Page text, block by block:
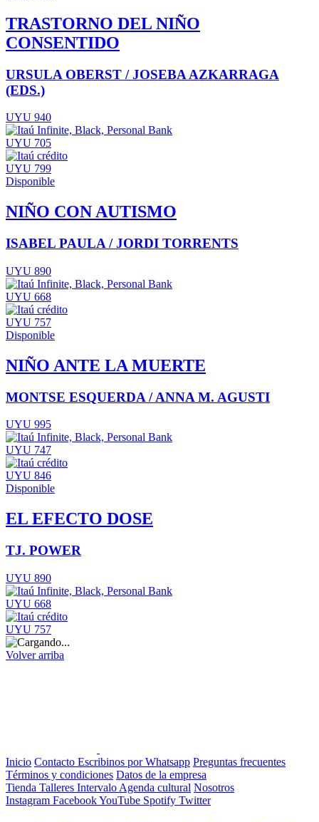
TRASTORNO DEL NIÑO
CONSENTIDO
URSULA OBERST / JOSEBA AZKARRAGA
(EDS.)
UYU 940
UYU 705
UYU 799
Disponible
NIÑO CON AUTISMO
ISABEL PAULA / JORDI TORRENTS
UYU 890
UYU 668
UYU 757
Disponible
NIÑO ANTE LA MUERTE
MONTSE ESQUERDA / ANNA M. AGUSTI
UYU 995
UYU 747
UYU 846
Disponible
EL EFECTO DOSE
TJ. POWER
UYU 890
UYU 668
UYU 757
Volver arriba
Inicio Contacto Escribinos por Whatsapp Preguntas frecuentes
Términos y condiciones Datos de la empresa
Tienda Talleres Intervalo Agenda cultural Nosotros
Instagram FacebookYouTube Spotify Twitter